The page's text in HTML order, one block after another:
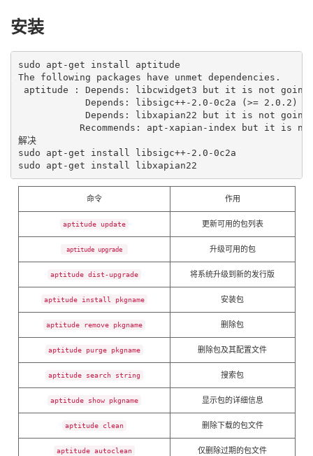
安装
sudo apt-get install aptitude
The following packages have unmet dependencies.
aptitude : Depends: libcwidget3 but it is not
Depends: libsigc++-2.0-0c2a (>= 2.0.2)
Depends: libxapian22 but it is not going
Recommends: apt-xapian-index but it is not
解决
sudo apt-get install libsigc++-2.0-0c2a
sudo apt-get install libxapian22
命令 作用
aptitude update 更新可用的包列表
aptitude upgrade 升级可用的包
aptitude dist-upgrade 将系统升级到新的发行版
aptitude install pkgname 安装包
aptitude remove pkgname 删除包
aptitude purge pkgname 删除包及其配置文件
aptitude search string 搜索包
aptitude show pkgname 显示包的详细信息
aptitude clean 删除下载的包文件
aptitude autoclean 仅删除过期的包文件